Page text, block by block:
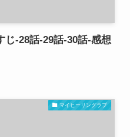
じ-28話-29話-30話-感想
マイヒーリングラブ